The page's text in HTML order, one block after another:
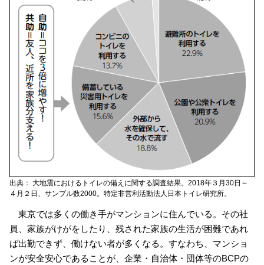
出典： 大地震におけるトイレの備えに関する調査結果。2018年３月30日～
４月２日、サンプル数2000。特定非営利活動法人日本トイレ研究所。
東京では多くの働き手がマンションに住んでいる。その社
員、家族がけがをしたり、残された家族の生活が困難であれ
ば出勤できず、働けない者が多くなる。すなわち、マンショ
ンが安全安心であることが、企業・自治体・団体等のBCPの